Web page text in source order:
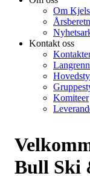
Om
Kontakt oss
Komiteer
Bull Ski